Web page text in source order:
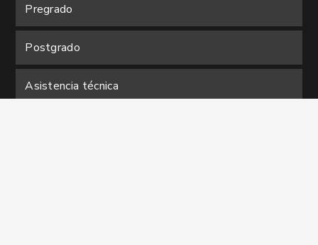
Pregrado
Postgrado
Asistencia técnica